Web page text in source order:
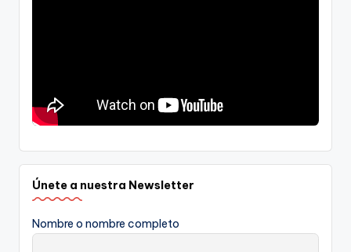
Únete a nuestra Newsletter
Nombre o nombre completo